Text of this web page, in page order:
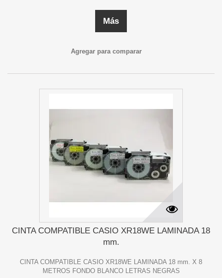
Más
Agregar para comparar
CINTA COMPATIBLE CASIO XR18WE LAMINADA 18
mm.
CINTA COMPATIBLE CASIO XR18WE LAMINADA 18 mm. X 8
METROS FONDO BLANCO LETRAS NEGRAS